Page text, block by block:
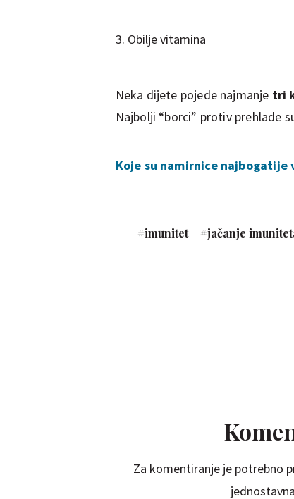
3. Obilje vitamina
Neka dijete pojede najmanje tri
Najbolji “borci” protiv prehlade
Koje su namirnice najbogatije
#imunitet #jačanje
Za komentiranje je potrebno